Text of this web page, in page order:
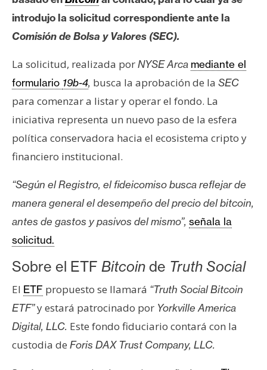
i
s
s
N
o
a
s
e
P
r
e
n
s
T
m
introdujo la solicitud correspondiente ante la
Comisión de Bolsa y Valores (SEC).
La solicitud, realizada porNYSE Arca mediante el
formulario 19b-4, busca la aprobación de la SEC
para comenzar a listar y operar el fondo. La
iniciativa representa un nuevo paso de la esfera
política conservadora hacia el ecosistema cripto y
financiero institucional.
“Según el Registro, el fideicomiso busca reflejar de
manera general el desempeño del precio del bitcoin,
antes de gastos y pasivos del mismo”, señala la
solicitud.
Sobre el ETF Bitcoin de Truth Social
El ETF propuesto se llamará “Truth Social Bitcoin
ETF”y estará patrocinado por Yorkville America
Digital, LLC. Este fondo fiduciario contará con la
custodia de Foris DAX Trust Company, LLC.